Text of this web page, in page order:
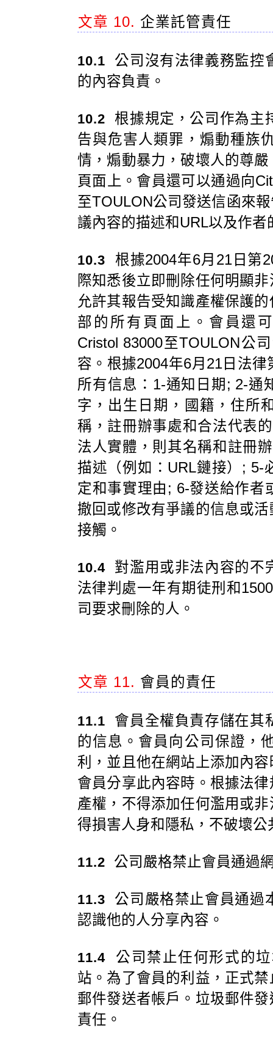
文章 10. 企業託管責任
10.1 公司沒有法律義務監控
的內容負責。
10.2 根據規定，公司作為主
告與危害人類罪，煽動種族
情，煽動暴力，破壞人的尊
頁面上。會員還可以通過向
至TOULON公司發送信函來
議內容的描述和URL以及作者
10.3 根據2004年6月21日第
際知悉後立即刪除任何明顯
允許其報告受知識產權保護
部的所有頁面上。會員還
Cristol 83000至TOULON公
容。根據2004年6月21日法
所有信息：1-通知日期; 2-通
字，出生日期，國籍，住所
稱，註冊辦事處和合法代表
法人實體，則其名稱和註冊
描述（例如：URL鏈接）; 5-
定和事實理由; 6-發送給作者
撤回或修改有爭議的信息或
接觸。
10.4 對濫用或非法內容的不
法律判處一年有期徒刑和
司要求刪除的人。
文章 11. 會員的責任
11.1 會員全權負責存儲在其
的信息。會員向公司保證，
利，並且他在網站上添加內
會員分享此內容時。根據法
產權，不得添加任何濫用或
得損害人身和隱私，不破壞公
11.2 公司嚴格禁止會員通過
11.3 公司嚴格禁止會員通過
認識他的人分享內容。
11.4 公司禁止任何形式的
站。為了會員的利益，正式
郵件發送者帳戶。垃圾郵件
責任。